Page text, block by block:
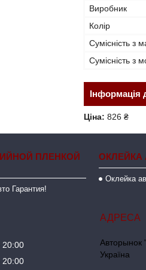
Виробник
Колір
Сумісність з
Сумісність з
Інформація
Ціна: 826 ₴
ПЛЕНКОЙ
Гарантия!
ОКЛЕЙКА
Оклейка
20:00
20:00
Авторынок
Україна